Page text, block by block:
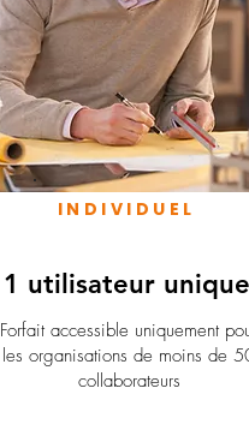
INDIVIDUEL
1 utilisateur unique
​Forfait accessible uniquement
les organisations de moins de
collaborateurs